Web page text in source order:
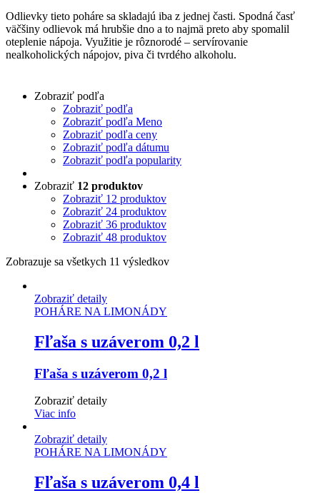
Odlievky tieto poháre sa skladajú iba z jednej časti. Spodná časť
väčšiny odlievok má hrubšie dno a to najmä preto aby spomalil
oteplenie nápoja. Využitie je rôznorodé – servírovanie
nealkoholických nápojov, piva či tvrdého alkoholu.
Zobraziť podľa
Zobraziť podľa
Zobraziť podľa Meno
Zobraziť podľa ceny
Zobraziť podľa dátumu
Zobraziť podľa popularity
Zobraziť 12 produktov
Zobraziť 12 produktov
Zobraziť 24 produktov
Zobraziť 36 produktov
Zobraziť 48 produktov
Zobrazuje sa všetkych 11 výsledkov
Zobraziť detaily
POHÁRE NA LIMONÁDY
Fľaša s uzáverom 0,2 l
Fľaša s uzáverom 0,2 l
Zobraziť detaily
Viac info
Zobraziť detaily
POHÁRE NA LIMONÁDY
Fľaša s uzáverom 0,4 l